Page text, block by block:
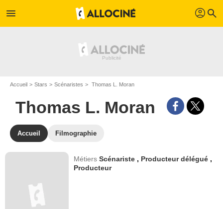
menu profil search
Accueil Stars Scénaristes Thomas L. Moran
Thomas L. Moran
Accueil Filmographie
MétiersScénariste , Producteur délégué ,
Producteur